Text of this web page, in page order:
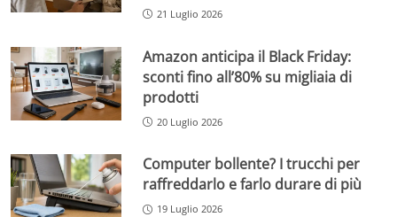
21 Luglio 2026
Amazon anticipa il Black Friday:
sconti fino all’80% su migliaia di
prodotti
20 Luglio 2026
Computer bollente? I trucchi per
raffreddarlo e farlo durare di più
19 Luglio 2026